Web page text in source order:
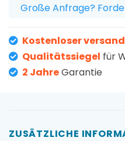
Große Anfrage?
Kostenloser versand
Qualitätssiegel für
2 JahreGarantie
ZUSÄTZLICHE